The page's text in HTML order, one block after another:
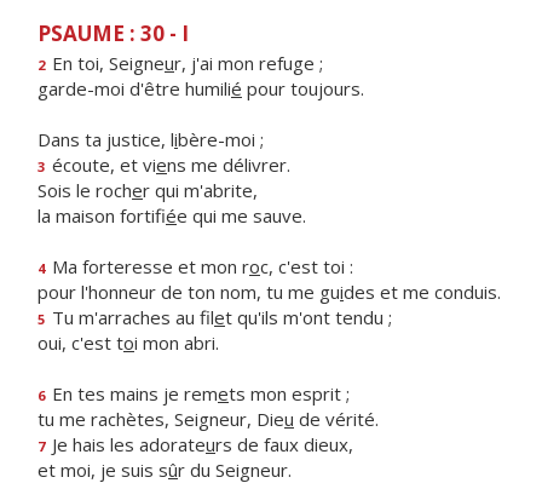
PSAUME : 30 - I
2 En toi, Seigneur, j'ai mon refuge ;
garde-moi d'être humilié pour toujours.
Dans ta justice, libère-moi ;
3 écoute, et viens me délivrer.
Sois le rocher qui m'abrite,
la maison fortifiée qui me sauve.
4 Ma forteresse et mon roc, c'est toi :
pour l'honneur de ton nom, tu me guides et me conduis.
5 Tu m'arraches au filet qu'ils m'ont tendu ;
oui, c'est toi mon abri.
6 En tes mains je remets mon esprit ;
tu me rachètes, Seigneur, Dieu de vérité.
7 Je hais les adorateurs de faux dieux,
et moi, je suis sûr du Seigneur.